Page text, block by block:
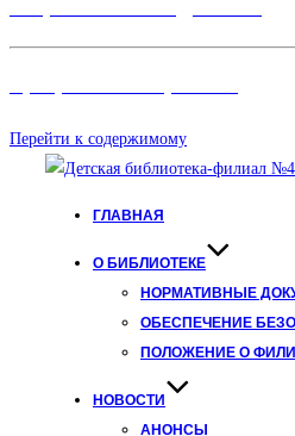
Перейти к содержимому
ГЛАВНАЯ
О БИБЛИОТЕКЕ
НОРМАТИВНЫЕ
ОБЕСПЕЧЕНИЕ
ПОЛОЖЕНИЕ О
НОВОСТИ
АНОНСЫ